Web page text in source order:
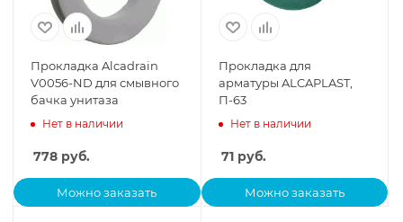
Прокладка Alcadrain
V0056-ND для смывного
бачка унитаза
Нет в наличии
778 руб.
Можно заказать
Прокладка для
арматуры ALCAPLAST,
П-63
Нет в наличии
71руб.
Можно заказать